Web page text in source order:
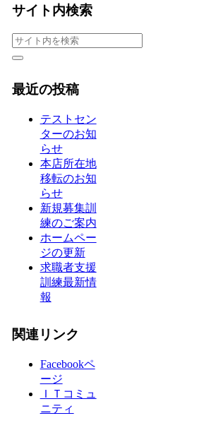
サイト内検索
最近の投稿
テストセン
ターのお知
らせ
本店所在地
移転のお知
らせ
新規募集訓
練のご案内
ホームペー
ジの更新
求職者支援
訓練最新情
報
関連リンク
Facebookペ
ージ
ＩＴコミュ
ニティ